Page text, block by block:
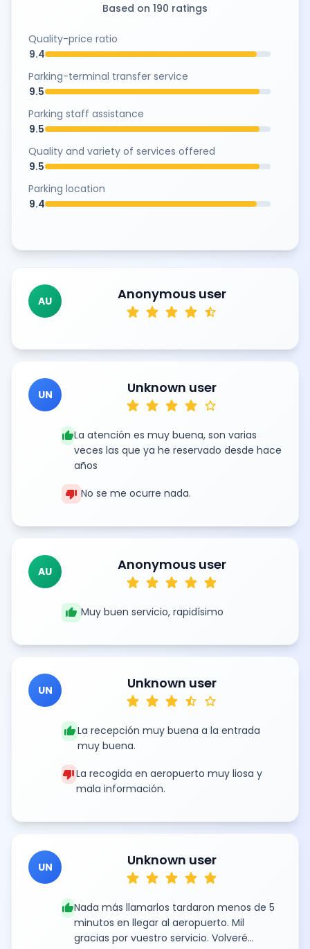
Based on 190 ratings
Quality-price ratio
9.4
Parking-terminal transfer service
9.5
Parking staff assistance
9.5
Quality and variety of services offered
9.5
Parking location
9.4
AU Anonymous user
star star star star star_half
UN Unknown user
star star star star star
thumb_upLa atención es muy buena, son varias
veces las que ya he reservado desde hace
años
thumb_down No se me ocurre nada.
AU Anonymous user
star star star star star
thumb_up Muy buen servicio, rapidísimo
UN Unknown user
star star star star_half star
thumb_upLa recepción muy buena a la entrada
muy buena.
thumb_downLa recogida en aeropuerto muy liosa y
mala información.
UN Unknown user
star star star star star
thumb_upNada más llamarlos tardaron menos de 5
minutos en llegar al aeropuerto. Mil
gracias por vuestro servicio. Volveré...